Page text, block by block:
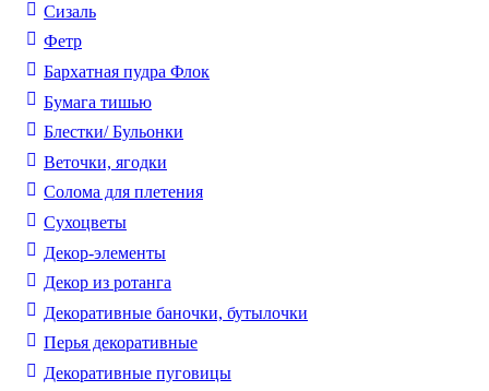
Сизаль
Фетр
Бархатная пудра Флок
Бумага тишью
Блестки/ Бульонки
Веточки, ягодки
Солома для плетения
Cухоцветы
Декор-элементы
Декор из ротанга
Декоративные баночки, бутылочки
Перья декоративные
Декоративные пуговицы